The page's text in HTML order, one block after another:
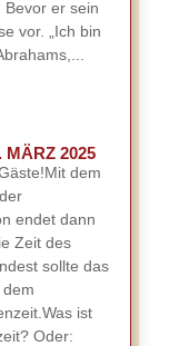
er sein
vor. „Ich bin
MÄRZ 2025
dem
endet dann
Zeit des
sollte das
ist
Oder: